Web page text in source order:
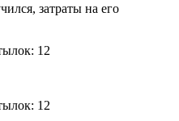
затраты на его